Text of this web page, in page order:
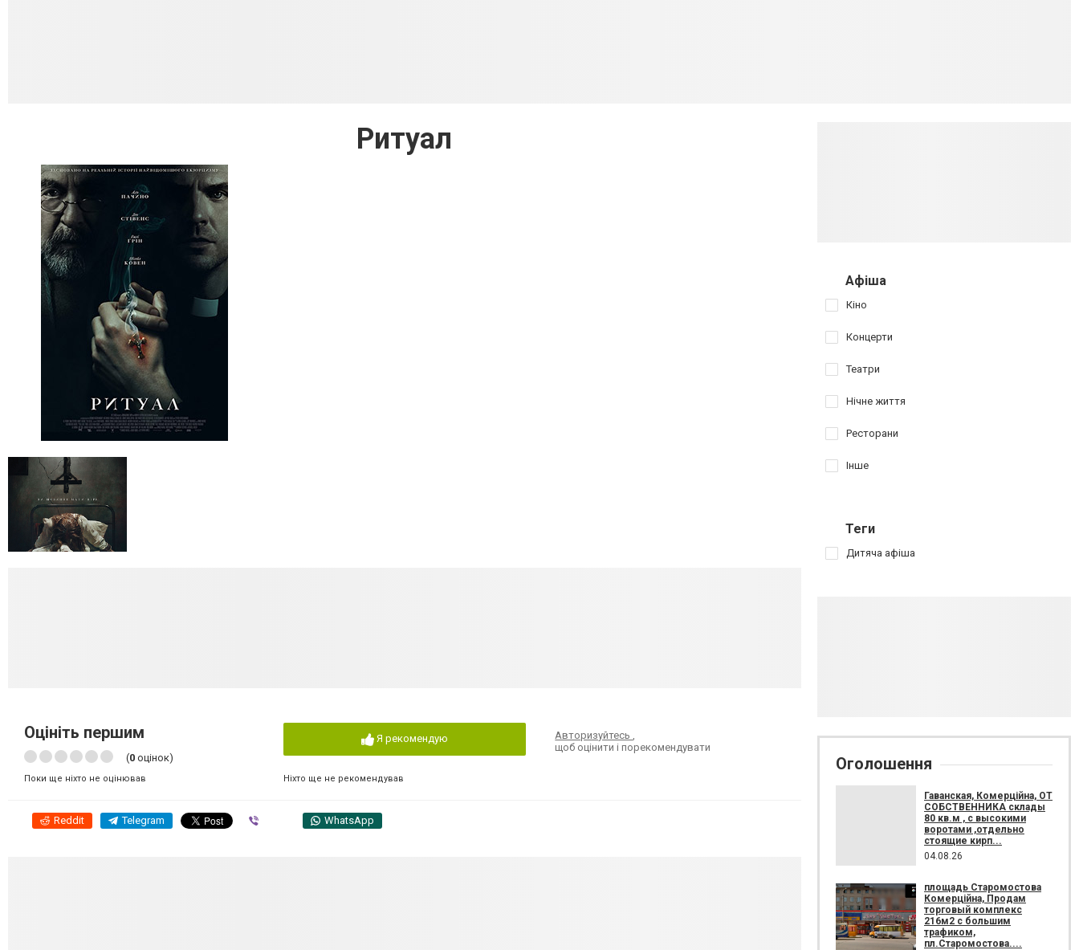
Ритуал
Оцініть першим
(0 оцінок)
Поки ще ніхто не оцінював
Я рекомендую
Ніхто ще не рекомендував
Авторизуйтесь,
щоб оцінити і порекомендувати
Reddit Telegram WhatsApp
Афіша
Кіно
Концерти
Театри
Нічне життя
Ресторани
Інше
Теги
Дитяча афіша
Оголошення
Гаванская, Комерційна, ОТ
СОБСТВЕННИКА склады
80 кв.м , c высокими
воротами ,отдельно
стоящие кирп...
04.08.26
площадь Старомостова
Комерційна, Продам
торговый комплекс
216м2 с большим
трафиком,
пл.Старомостова....